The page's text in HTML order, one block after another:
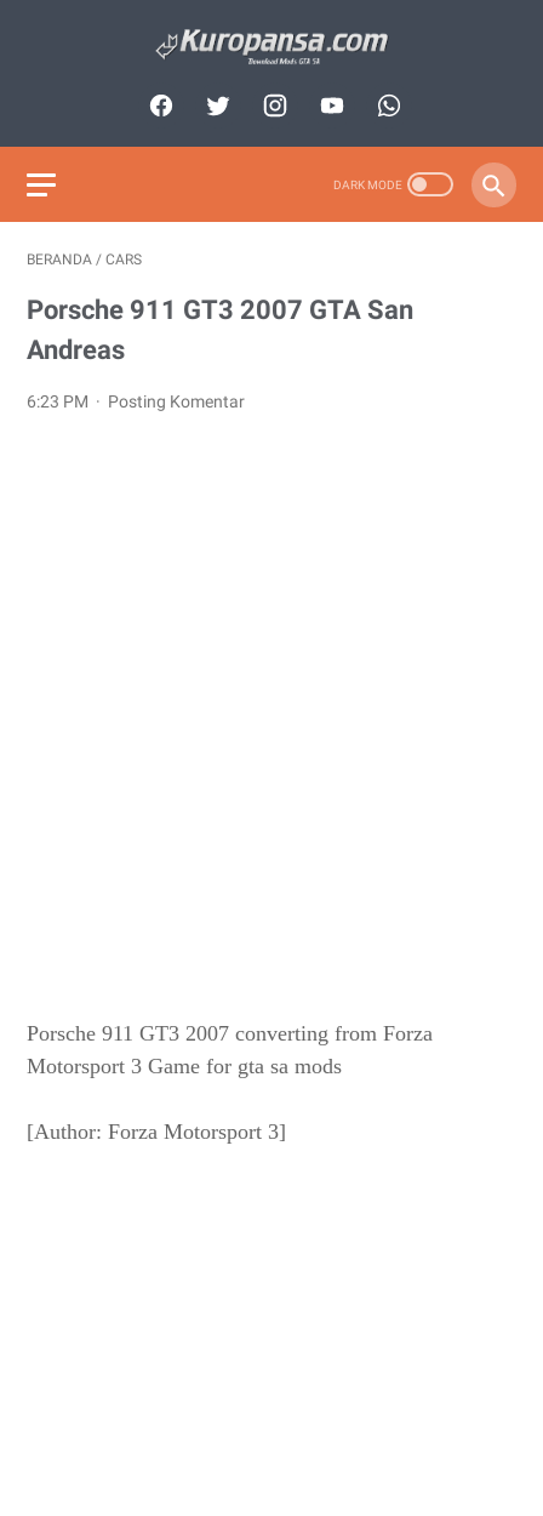
BERANDA / CARS
Porsche 911 GT3 2007 GTA San
Andreas
6:23 PM Posting Komentar
Porsche 911 GT3 2007 converting from Forza
Motorsport 3 Game for gta sa mods
[Author: Forza Motorsport 3]